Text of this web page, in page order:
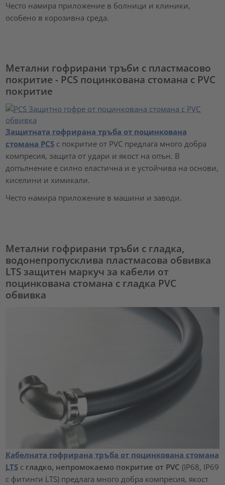
Често намира приложение в болници и клиники,
особено в корозивна среда.
Метални гофрирани тръби с пластмасово
покритие - PCS поцинкована стомана с PVC
покритие
Защитната гофрирана тръба от поцинкована
стомана PCS с покритие от PVC предлага много добра
компресия, защита от удари и якост на опън. В
допълнение е силно еластична и е устойчива на основи,
киселини и химикали.
Често намира приложение в машини и заводи.
Метални гофрирани тръби с гладка,
водонепропусклива пластмасова обвивка
LTS защитен маркуч за кабели от
поцинкована стомана с гладка PVC
обвивка
Кабелната гофрирана тръба от поцинкована стомана
LTS с гладко, непромокаемо покритие от PVC (IP68, IP69
с фитинги LTS) предлага много добра компресия, якост